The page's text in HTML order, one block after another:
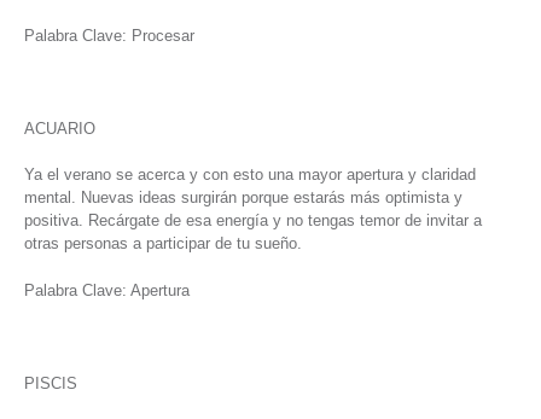
Palabra Clave: Procesar
ACUARIO
Ya el verano se acerca y con esto una mayor apertura y claridad
mental. Nuevas ideas surgirán porque estarás más optimista y
positiva. Recárgate de esa energía y no tengas temor de invitar a
otras personas a participar de tu sueño.
Palabra Clave: Apertura
PISCIS